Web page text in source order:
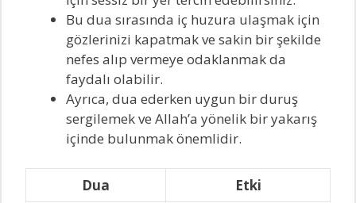
Bu dua sırasında iç huzura ulaşmak için
gözlerinizi kapatmak ve sakin bir şekilde
nefes alıp vermeye odaklanmak da
faydalı olabilir.
Ayrıca, dua ederken uygun bir duruş
sergilemek ve Allah’a yönelik bir yakarış
içinde bulunmak önemlidir.
Dua
Etki